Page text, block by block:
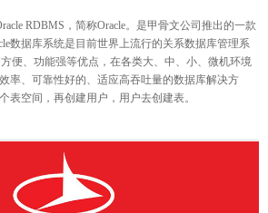
RDBMS，简称Oracle。是甲骨文公司推出的一款
数据库系统是目前世界上流行的关系数据库管理系
便、功能强等优点，在各类大、中、小、微机环境
率、可靠性好的、适应高吞吐量的数据库解决方
表空间，再创建用户，用户去创建表。